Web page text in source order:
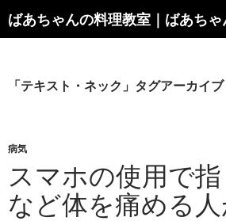
ン
キ
索
「テキスト・ネック」タグアーカイブ
病気
スマホの使用で
など体を痛める